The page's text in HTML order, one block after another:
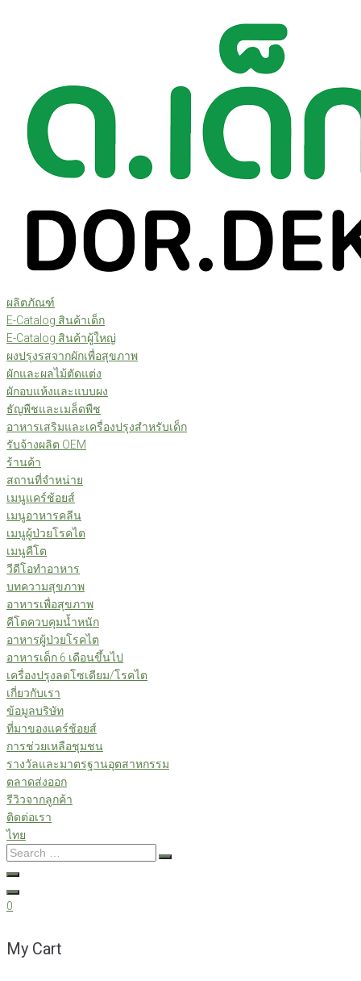
ผลิตภัณฑ์
E-Catalog สินค้าเด็ก
E-Catalog สินค้าผู้ใหญ่
ผงปรุงรสจากผักเพื่อสุขภาพ
ผักและผลไม้ตัดแต่ง
ผักอบแห้งและแบบผง
ธัญพืชและเมล็ดพืช
อาหารเสริมและเครื่องปรุงสำหรับเด็ก
รับจ้างผลิต OEM
ร้านค้า
สถานที่จำหน่าย
เมนูแคร์ช้อยส์
เมนูอาหารคลีน
เมนูผู้ป่วยโรคไต
เมนูคีโต
วีดีโอทำอาหาร
บทความสุขภาพ
อาหารเพื่อสุขภาพ
คีโตควบคุมน้ำหนัก
อาหารผู้ป่วยโรคไต
อาหารเด็ก 6 เดือนขึ้นไป
เครื่องปรุงลดโซเดียม/โรคไต
เกี่ยวกับเรา
ข้อมูลบริษัท
ที่มาของแคร์ช้อยส์
การช่วยเหลือชุมชน
รางวัลและมาตรฐานอุตสาหกรรม
ตลาดส่งออก
รีวิวจากลูกค้า
ติดต่อเรา
ไทย
Search
…
0
My Cart